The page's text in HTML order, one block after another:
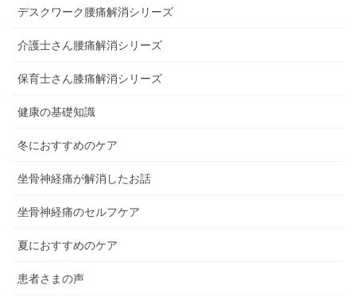
デスクワーク腰痛解消シリーズ
介護士さん腰痛解消シリーズ
保育士さん膝痛解消シリーズ
健康の基礎知識
冬におすすめのケア
坐骨神経痛が解消したお話
坐骨神経痛のセルフケア
夏におすすめのケア
患者さまの声